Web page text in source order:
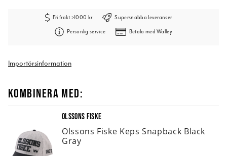
Fri frakt >1000 kr Supersnabba leveranser
Personlig service Betala med Walley
Importörsinformation
KOMBINERA MED:
OLSSONS FISKE
Olssons Fiske Keps Snapback Black
Gray